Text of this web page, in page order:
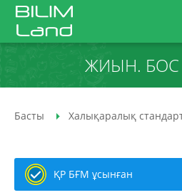
ЖИЫН.
Басты Халықаралық
ҚР БҒМ ұсынған